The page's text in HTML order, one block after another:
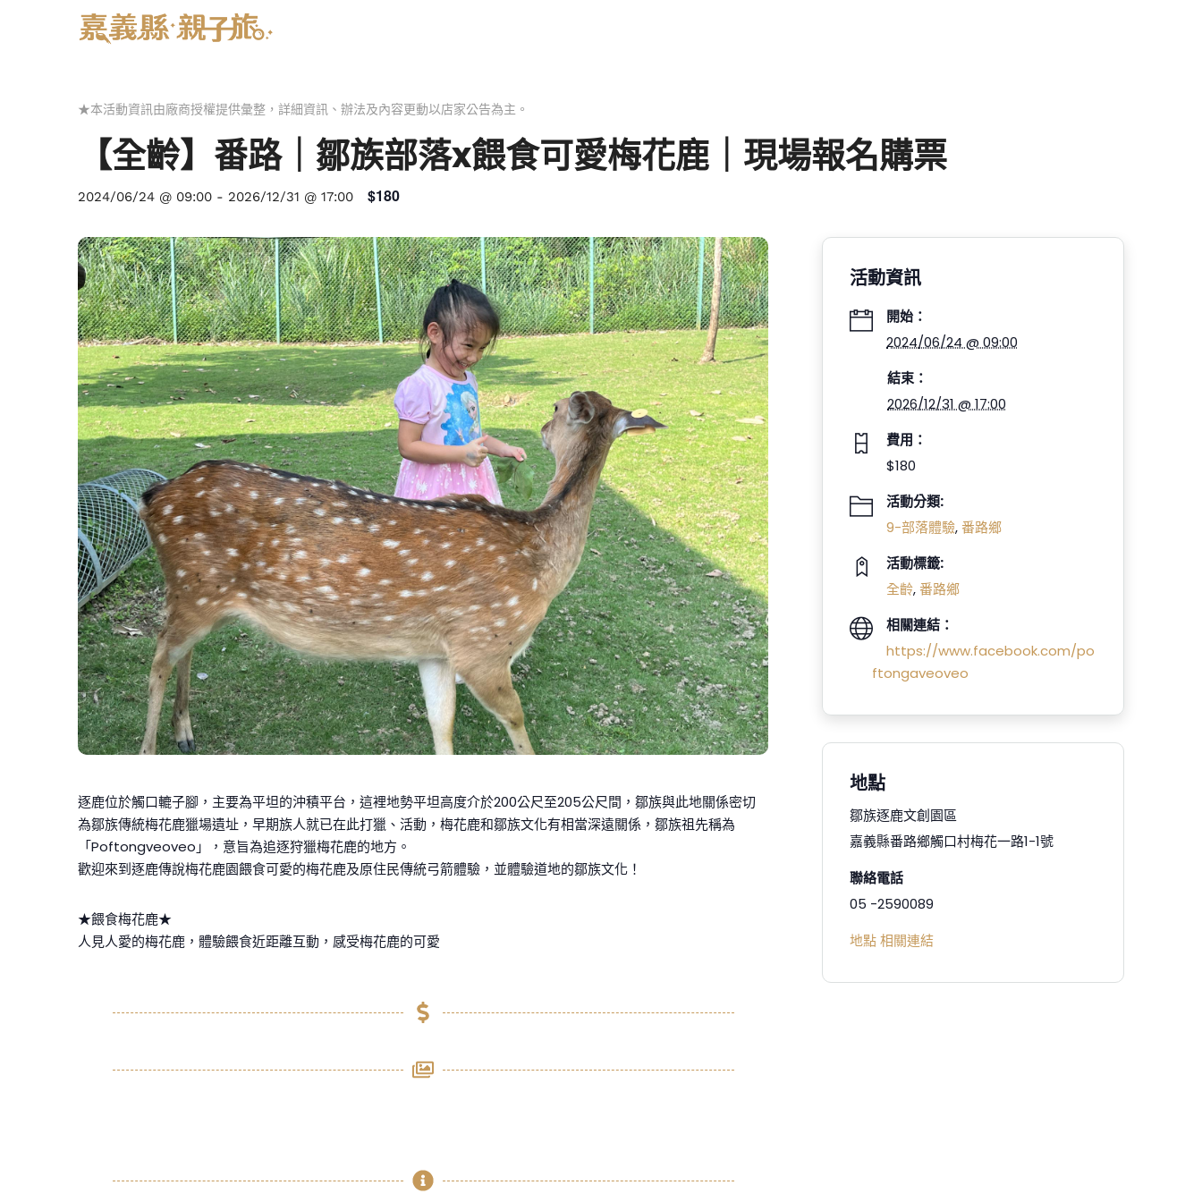
★本活動資訊由廠商授權提供彙整，詳細資訊、辦法及內容更動以店家公告為主。
【全齡】番路｜鄒族部落x餵食可愛梅花鹿｜現場報名購票
2024/06/24 @ 09:00 - 2026/12/31 @ 17:00 $180
逐鹿位於觸口轆子腳，主要為平坦的沖積平台，這裡地勢平坦高度介於200公尺至205公尺間，鄒族與此地關係密切
為鄒族傳統梅花鹿獵場遺址，早期族人就已在此打獵、活動，梅花鹿和鄒族文化有相當深遠關係，鄒族祖先稱為
「Poftongveoveo」，意旨為追逐狩獵梅花鹿的地方。
歡迎來到逐鹿傳說梅花鹿園餵食可愛的梅花鹿及原住民傳統弓箭體驗，並體驗道地的鄒族文化！
★餵食梅花鹿★
人見人愛的梅花鹿，體驗餵食近距離互動，感受梅花鹿的可愛
活動資訊
開始：
2024/06/24 @ 09:00
結束：
2026/12/31 @ 17:00
費用：
$180
活動分類:
9-部落體驗, 番路鄉
活動標籤:
全齡, 番路鄉
相關連結：
https://www.facebook.com/po
ftongaveoveo
地點
鄒族逐鹿文創園區
嘉義縣番路鄉觸口村梅花一路1-1號
聯絡電話
05 -2590089
地點 相關連結